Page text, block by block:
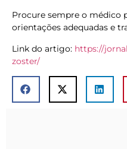
Procure sempre o médico
orientações adequadas e
Link do artigo: https://
zoster/